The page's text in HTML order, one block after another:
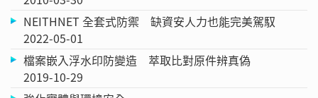
NEITHNET 全套式防禦 缺資安人力也能完美駕馭
2022-05-01
檔案嵌入浮水印防變造 萃取比對原件辨真偽
2019-10-29